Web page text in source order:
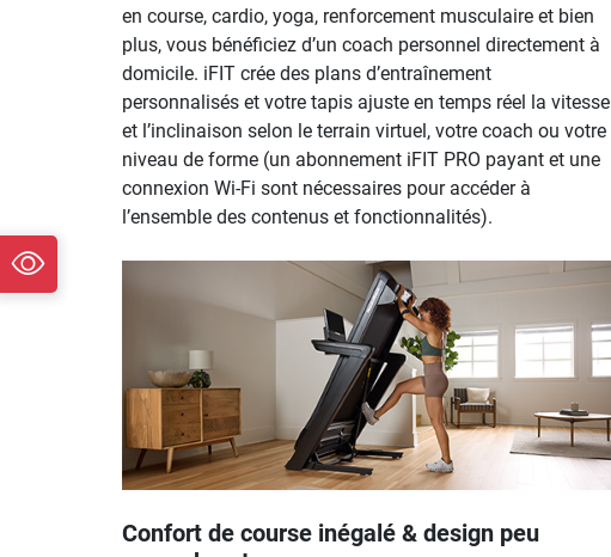
en course, cardio, yoga, renforcement musculaire et bien
plus, vous bénéficiez d’un coach personnel directement à
domicile. iFIT crée des plans d’entraînement
personnalisés et votre tapis ajuste en temps réel la vitesse
et l’inclinaison selon le terrain virtuel, votre coach ou votre
niveau de forme (un abonnement iFIT PRO payant et une
connexion Wi-Fi sont nécessaires pour accéder à
l’ensemble des contenus et fonctionnalités).
Confort de course inégalé & design peu